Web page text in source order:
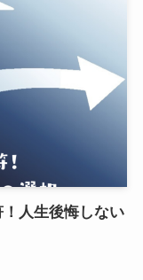
！人生後悔しない